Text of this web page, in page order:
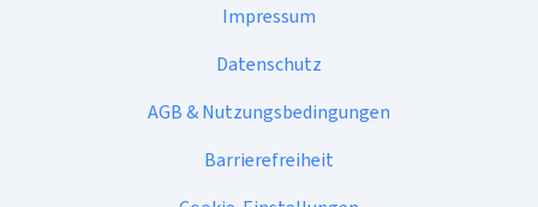
Impressum
Datenschutz
AGB & Nutzungsbedingungen
Barrierefreiheit